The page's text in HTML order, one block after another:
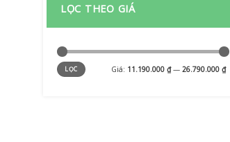
LỌC THEO GIÁ
Giá
tối
thiểu
Giá
tối
đa
LỌC Giá: 11.190.000 ₫— 26.790.000 ₫